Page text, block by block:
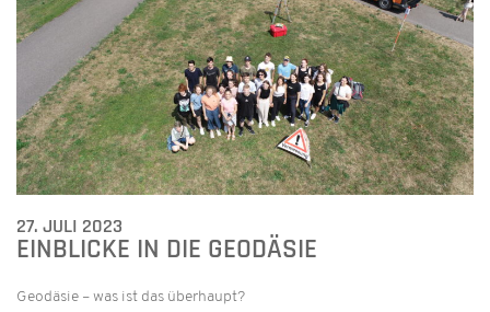
27. JULI 2023
EINBLICKE IN DIE GEODÄSIE
Geodäsie – was ist das überhaupt?